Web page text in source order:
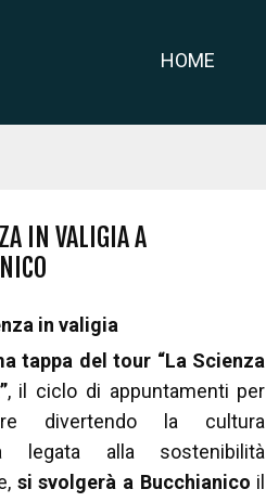
HOME
IN VALIGIA A
tappa del tour “La Scienza
, il ciclo di appuntamenti per
divertendo la cultura
legata alla sostenibilità
si svolgerà a Bucchianico il